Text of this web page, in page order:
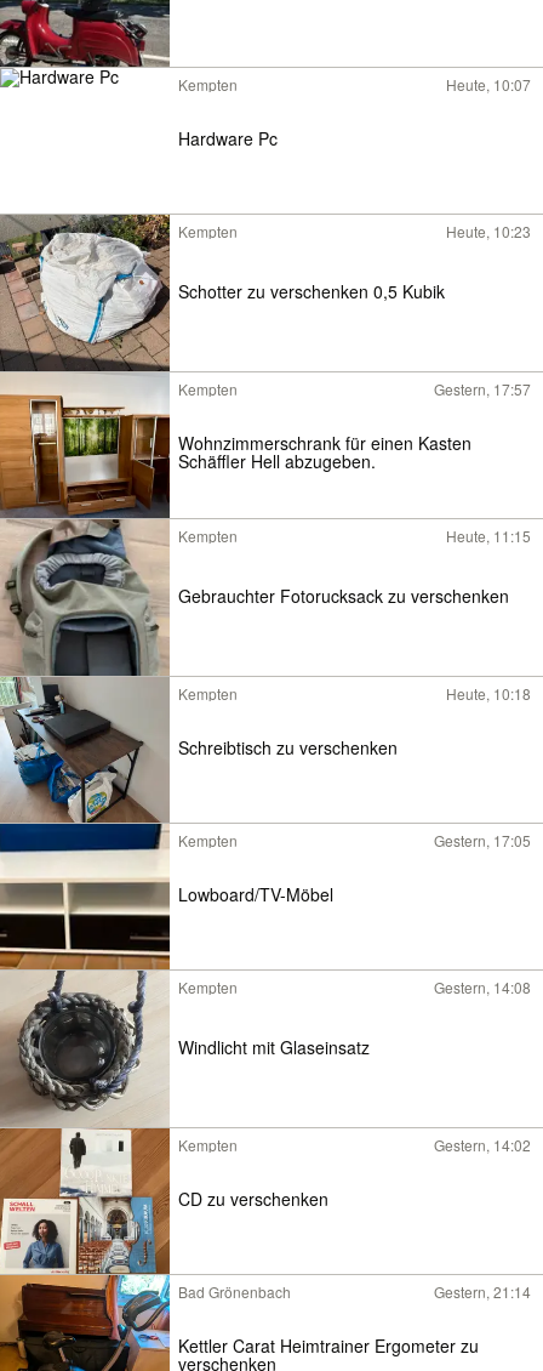
Kempten Heute, 10:07
Hardware Pc
Kempten Heute, 10:23
Schotter zu verschenken 0,5 Kubik
Kempten Gestern, 17:57
Wohnzimmerschrank für einen Kasten
Schäffler Hell abzugeben.
Kempten Heute, 11:15
Gebrauchter Fotorucksack zu verschenken
Kempten Heute, 10:18
Schreibtisch zu verschenken
Kempten Gestern, 17:05
Lowboard/TV-Möbel
Kempten Gestern, 14:08
Windlicht mit Glaseinsatz
Kempten Gestern, 14:02
CD zu verschenken
Bad Grönenbach Gestern, 21:14
Kettler Carat Heimtrainer Ergometer zu
verschenken